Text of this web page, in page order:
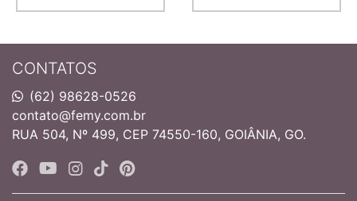
CONTATOS
(62) 98628-0526
contato@femy.com.br
RUA 504, Nº 499, CEP 74550-160, GOIÂNIA, GO.